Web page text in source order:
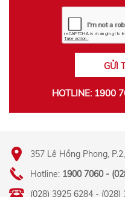
GỬI
HOTLINE: 1900
357 Lê Hồng Phong,
Hotline: 1900 7060 -
(028) 3925 6284 - (028)